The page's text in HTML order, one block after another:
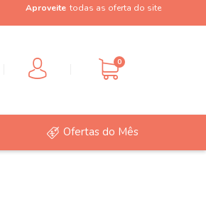
Aproveite todas as oferta do site
0
Ofertas do Mês